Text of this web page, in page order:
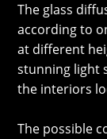
The glass
according to
at different
stunning light
the interiors
The possible